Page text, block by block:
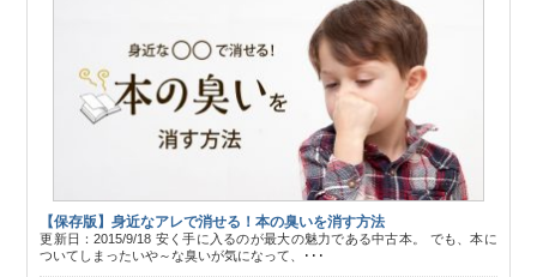
【保存版】身近なアレで消せる！本の臭いを消す方法
更新日：2015/9/18 安く手に入るのが最大の魅力である中古本。 でも、本に
ついてしまったいや～な臭いが気になって、･･･